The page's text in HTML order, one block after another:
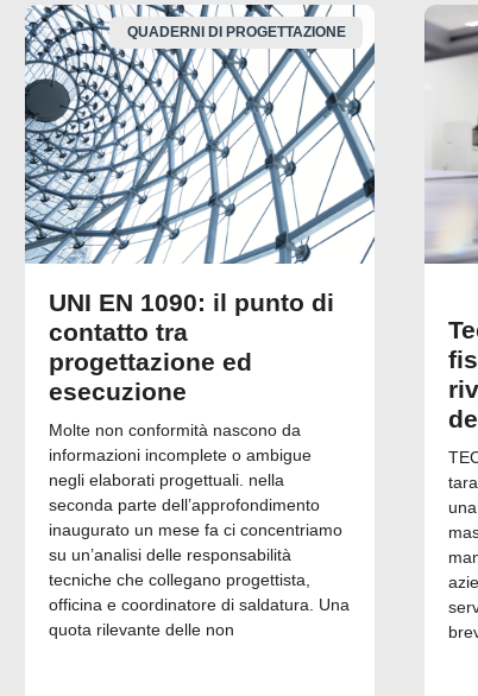
QUADERNI DI PROGETTAZIONE
UNI EN 1090: il punto di
contatto tra
progettazione ed
esecuzione
Molte non conformità nascono da
informazioni incomplete o ambigue
negli elaborati progettuali. nella
seconda parte dell’approfondimento
inaugurato un mese fa ci concentriamo
su un’analisi delle responsabilità
tecniche che collegano progettista,
officina e coordinatore di saldatura. Una
quota rilevante delle non